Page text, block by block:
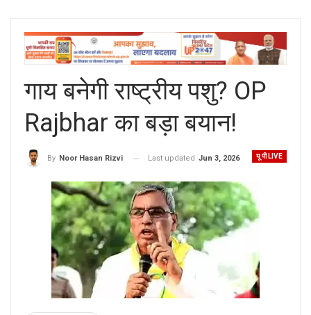
गाय बनेगी राष्ट्रीय पशु? OP
Rajbhar का बड़ा बयान!
यू पी LIVE
By Noor Hasan Rizvi Last updated Jun 3, 2026